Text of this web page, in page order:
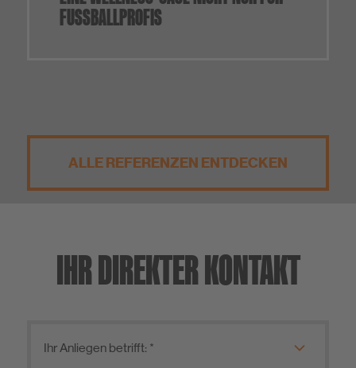
FUSSBALLPROFIS
ALLE REFERENZEN ENTDECKEN
IHR DIREKTER KONTAKT